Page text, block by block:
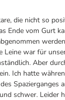
die nicht so
Ende vom Gurt
Leine war für
Aber
Ich hatte
Spazierganges
schwer. Leider